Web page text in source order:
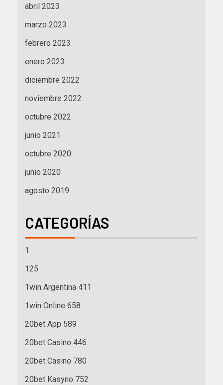
abril 2023
marzo 2023
febrero 2023
enero 2023
diciembre 2022
noviembre 2022
octubre 2022
junio 2021
octubre 2020
junio 2020
agosto 2019
CATEGORÍAS
1
125
1win Argentina 411
1win Online 658
20bet App 589
20bet Casino 446
20bet Casino 780
20bet Kasyno 752